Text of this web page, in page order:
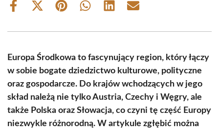
Share
Share
(Twitter)
Share Share Share Share
Europa Środkowa to fascynujący region, który łączy
w sobie bogate dziedzictwo kulturowe, polityczne
oraz gospodarcze. Do krajów wchodzących w jego
skład należą nie tylko Austria, Czechy i Węgry, ale
także Polska oraz Słowacja, co czyni tę część Europy
niezwykle różnorodną. W artykule zgłębić można